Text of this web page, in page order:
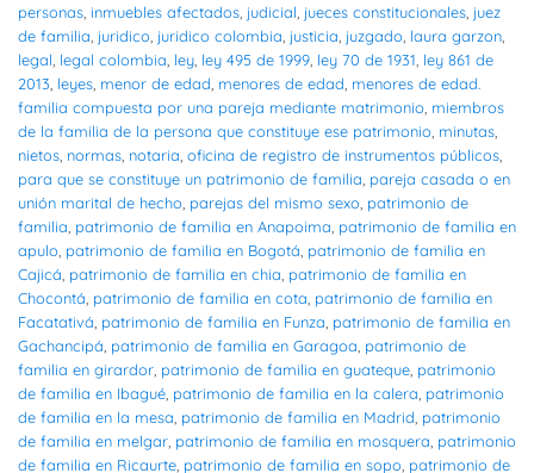
personas inmuebles afectados judicial jueces constitucionales juez
de familia juridico juridico colombia justicia juzgado laura garzon
legal legal colombia ley ley 495 de 1999 ley 70 de 1931 ley 861 de
2013 leyes menor de edad menores de edad menores de edad.
familia compuesta por una pareja mediante matrimonio miembros
de la familia de la persona que constituye ese patrimonio minutas
nietos normas notaria oficina de registro de instrumentos públicos
para que se constituye un patrimonio de familia pareja casada o en
unión marital de hecho parejas del mismo sexo patrimonio de
familia patrimonio de familia en Anapoima patrimonio de familia en
apulo patrimonio de familia en Bogotá patrimonio de familia en
Cajicá patrimonio de familia en chia patrimonio de familia en
Chocontá patrimonio de familia en cota patrimonio de familia en
Facatativá patrimonio de familia en Funza patrimonio de familia en
Gachancipá patrimonio de familia en Garagoa patrimonio de
familia en girardor patrimonio de familia en guateque patrimonio
de familia en Ibagué patrimonio de familia en la calera patrimonio
de familia en la mesa patrimonio de familia en Madrid patrimonio
de familia en melgar patrimonio de familia en mosquera patrimonio
de familia en Ricaurte patrimonio de familia en sopo patrimonio de